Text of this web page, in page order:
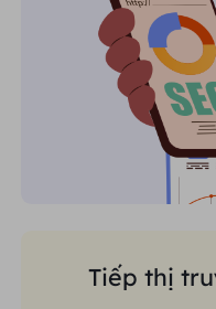
Tiếp thị